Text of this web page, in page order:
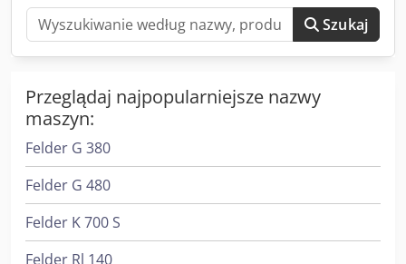
Szukaj
Przeglądaj najpopularniejsze nazwy
maszyn:
Felder G 380
Felder G 480
Felder K 700 S
Felder Rl 140